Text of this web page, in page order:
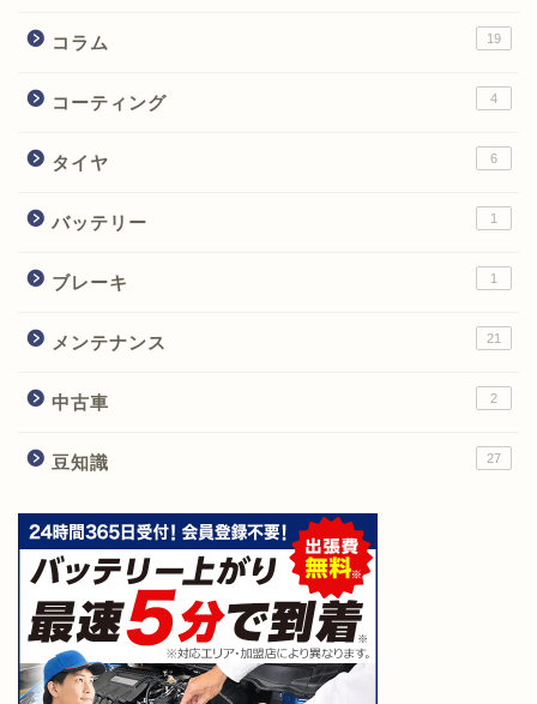
コラム 19
コーティング 4
タイヤ 6
バッテリー 1
ブレーキ 1
メンテナンス 21
中古車 2
豆知識 27